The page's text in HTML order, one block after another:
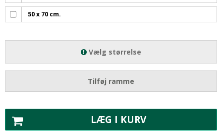
50 x 70 cm.
Vælg størrelse
Tilføj ramme
LÆG I KURV